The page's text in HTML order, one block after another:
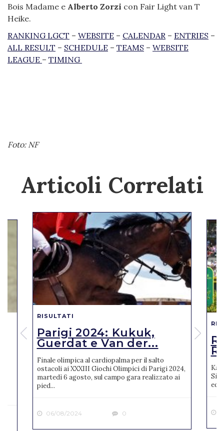
Bois Madame e Alberto Zorzi con Fair Light van T
Heike.
RANKING LGCT – WEBSITE – CALENDAR – ENTRIES –
ALL RESULT – SCHEDULE – TEAMS – WEBSITE
LEAGUE – TIMING
Foto: NF
Articoli Correlati
RISULTATI
Parigi 2024: Kukuk,
Guerdat e Van der...
Finale olimpica al cardiopalma per il salto
ostacoli ai XXXIII Giochi Olimpici di Parigi 2024,
martedì 6 agosto, sul campo gara realizzato ai
pied...
06/08/2024 0